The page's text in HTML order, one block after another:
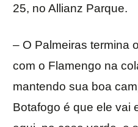
25, no Allianz Parque.
– O Palmeiras termina
com o Flamengo na
mantendo sua boa
Botafogo é que ele vai